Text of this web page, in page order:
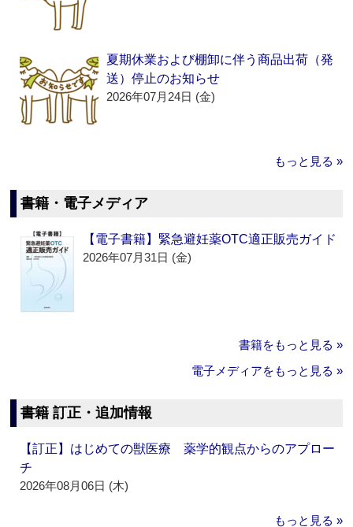
夏期休業および棚卸に伴う商品出荷（発
送）停止のお知らせ
2026年07月24日 (金)
もっと見る »
書籍・電子メディア
【電子書籍】緊急避妊薬OTC適正販売ガイド
2026年07月31日 (金)
書籍をもっと見る »
電子メディアをもっと見る »
書籍 訂正・追加情報
【訂正】はじめての獣医療 薬学的観点からのアプロー
チ
2026年08月06日 (木)
もっと見る »